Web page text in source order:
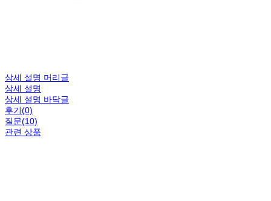
상세 설명 머리글
상세 설명
상세 설명 바닥글
후기(0)
질문(10)
관련 상품